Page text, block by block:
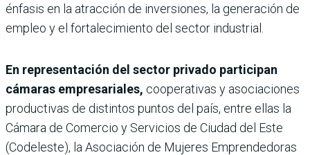
énfasis en la atracción de inversiones, la generación de
empleo y el fortalecimiento del sector industrial.
En representación del sector privado participan
cámaras empresariales, cooperativas y asociaciones
productivas de distintos puntos del país, entre ellas la
Cámara de Comercio y Servicios de Ciudad del Este
(Codeleste), la Asociación de Mujeres Emprendedoras